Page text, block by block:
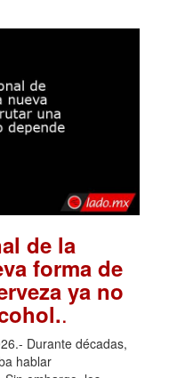
de la
forma de
ya no
.
Durante décadas,
hablar